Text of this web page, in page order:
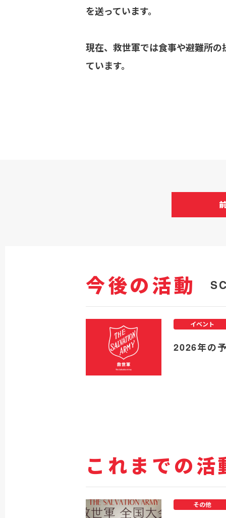
を送っています。
現在、救世軍では食事や避難所
ています。
今後の活動
2026年の
イベント
これまでの活
その他